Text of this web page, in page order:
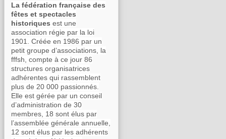
La fédération française des
fêtes et spectacles
historiques est une
association régie par la loi
1901. Créée en 1986 par un
petit groupe d’associations, la
fffsh, compte à ce jour 86
structures organisatrices
adhérentes qui rassemblent
plus de 20 000 passionnés.
Elle est gérée par un conseil
d’administration de 30
membres, 18 sont élus par
l’assemblée générale annuelle,
12 sont élus par les adhérents